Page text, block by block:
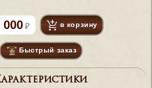
000 в корзину
Быстрый заказ